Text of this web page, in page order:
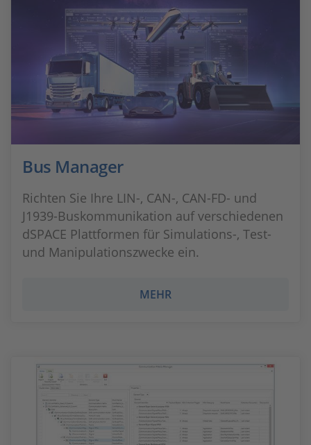
Bus Manager
Richten Sie Ihre LIN-, CAN-, CAN-FD- und
J1939-Buskommunikation auf verschiedenen
dSPACE Plattformen für Simulations-, Test-
und Manipulationszwecke ein.
MEHR